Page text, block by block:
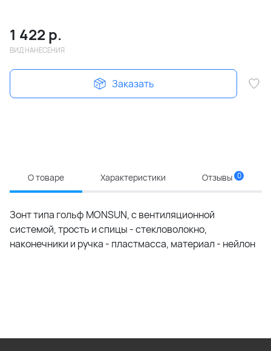
1 422 р.
ВИД НАНЕСЕНИЯ
Заказать
О товаре Характеристики Отзывы 0
Зонт типа гольф MONSUN, с вентиляционной
системой, трость и спицы - стекловолокно,
наконечники и ручка - пластмасса, материал - нейлон